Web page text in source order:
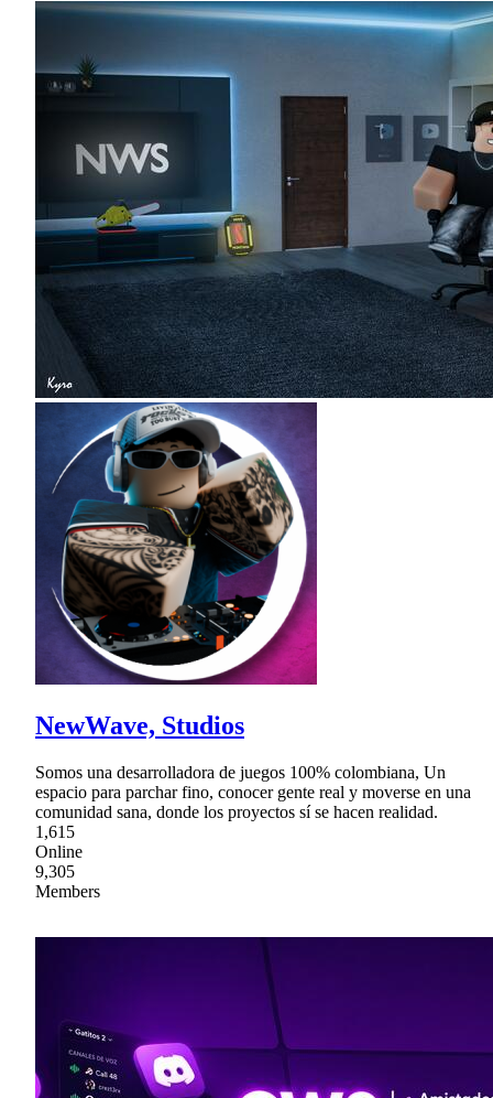
NewWave, Studios
Somos una desarrolladora de juegos 100% colombiana, Un
espacio para parchar fino, conocer gente real y moverse en una
comunidad sana, donde los proyectos sí se hacen realidad.
1,615
Online
9,305
Members